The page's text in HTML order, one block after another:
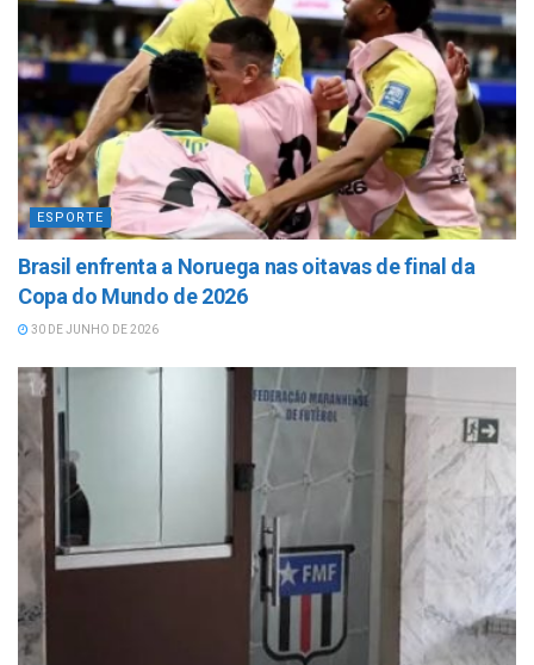
ESPORTE
Brasil enfrenta a Noruega nas oitavas de final da
Copa do Mundo de 2026
30 DE JUNHO DE 2026